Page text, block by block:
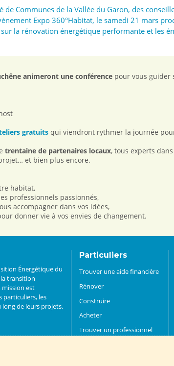
de Communes de la Vallée du Garon, des
Expo 360°Habitat, le samedi 21 mars
la rénovation énergétique performante et les
animeront une conférence pour vous guider
gratuits qui viendront rythmer la journée
trentaine de partenaires locaux, tous experts
et bien plus encore.
habitat,
professionnels passionnés,
accompagner dans vos idées,
donner vie à vos envies de changement.
Énergétique du
transition
mission est
particuliers, les
de leurs projets.
Particuliers
Trouver une aide financière
Rénover
Construire
Acheter
Trouver un professionnel